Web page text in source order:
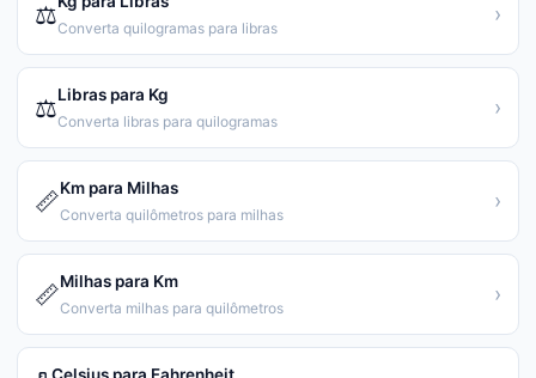
⚖️Converta quilogramas para libras
›
⚖️Libras para Kg
Converta libras para quilogramas
›
📏Km para Milhas
Converta quilômetros para milhas
›
📏Milhas para Km
Converta milhas para quilômetros
›